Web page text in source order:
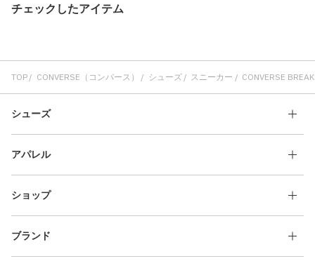
チェックしたアイテム
TOP CONVERSE（コンバース） シューズ スニーカー CONVERSE
シューズ
アパレル
ショップ
ブランド